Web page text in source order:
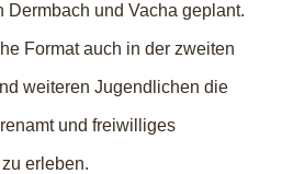
und Vacha geplant.
Format auch in der zweiten
weiteren Jugendlichen die
und freiwilliges
erleben.